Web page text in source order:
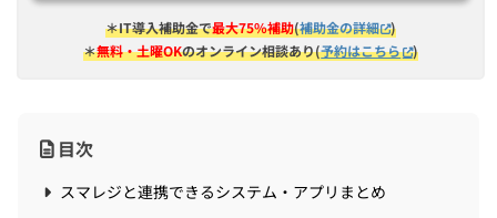
＊IT導入補助金で最大75%補助(補助金の詳細
)
＊無料・土曜OKのオンライン相談あり(予約はこちら )
目次
スマレジと連携できるシステム・アプリまとめ